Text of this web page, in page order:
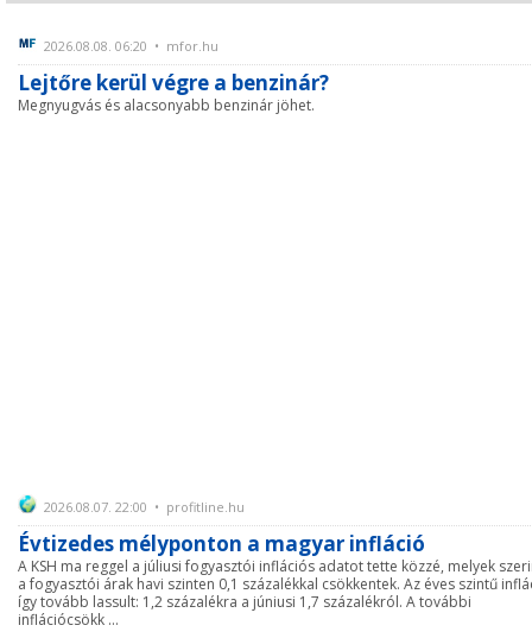
2026.08.08. 06:20 • mfor.hu
Lejtőre kerül végre a benzinár?
Megnyugvás és alacsonyabb benzinár jöhet.
2026.08.07. 22:00 • profitline.hu
Évtizedes mélyponton a magyar infláció
A KSH ma reggel a júliusi fogyasztói inflációs adatot tette közzé, melyek
a fogyasztói árak havi szinten 0,1 százalékkal csökkentek. Az éves szintű
így tovább lassult: 1,2 százalékra a júniusi 1,7 százalékról. A további
inflációcsökk ...